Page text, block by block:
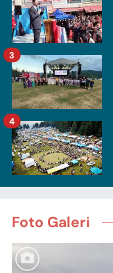
3
4
Foto Galeri